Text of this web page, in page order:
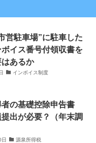
営駐車場”に駐車した
イス番号付領収書を
はあるか
インボイス制度
者の基礎控除申告書
出が必要？（年末調
源泉所得税